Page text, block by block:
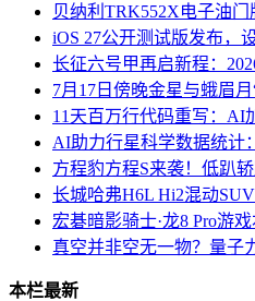
贝纳利TRK552X电子油
iOS 27公开测试版发布，
长征六号甲再启新程：
7月17日傍晚金星与蛾眉
11天百万行代码重写：AI
AI助力行星科学数据统计
方程豹方程S来袭！低趴
长城哈弗H6L Hi2混动
宏碁暗影骑士·龙8 Pro游
真空并非空无一物？量子
本栏最新